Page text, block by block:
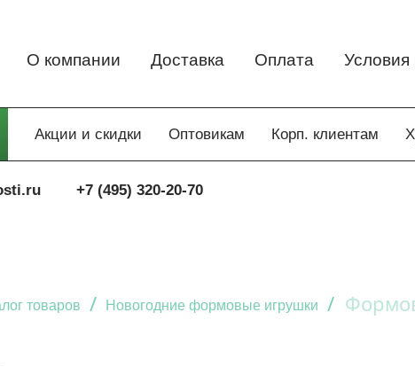
О компании Доставка Оплата Условия
Акции и скидки Оптовикам Корп. клиентам
+7 (495) 320-20-70
товаров / Новогодние формовые игрушки /